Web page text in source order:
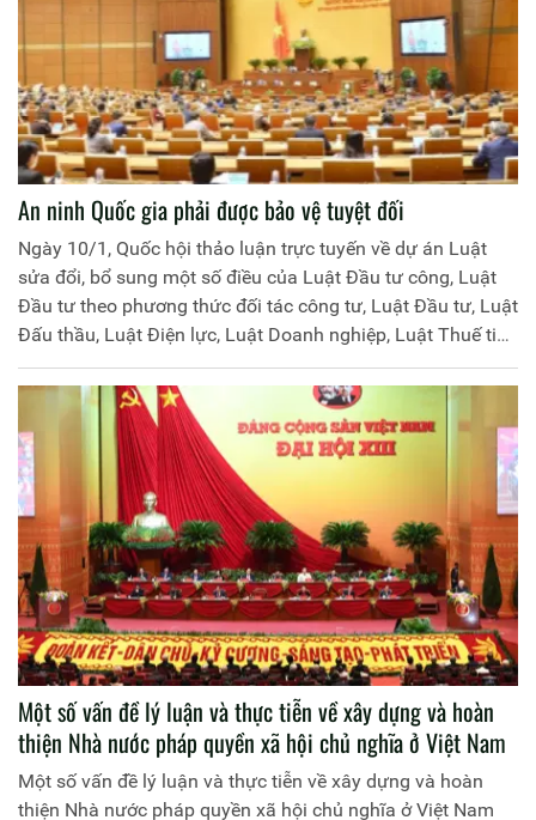
An ninh Quốc gia phải được bảo vệ tuyệt đối
Ngày 10/1, Quốc hội thảo luận trực tuyến về dự án Luật
sửa đổi, bổ sung một số điều của Luật Đầu tư công, Luật
Đầu tư theo phương thức đối tác công tư, Luật Đầu tư, Luật
Đấu thầu, Luật Điện lực, Luật Doanh nghiệp, Luật Thuế tiêu
thụ đặc biệt và Luật Thi hành án dân sự.
Một số vấn đề lý luận và thực tiễn về xây dựng và hoàn
thiện Nhà nước pháp quyền xã hội chủ nghĩa ở Việt Nam
Một số vấn đề lý luận và thực tiễn về xây dựng và hoàn
thiện Nhà nước pháp quyền xã hội chủ nghĩa ở Việt Nam